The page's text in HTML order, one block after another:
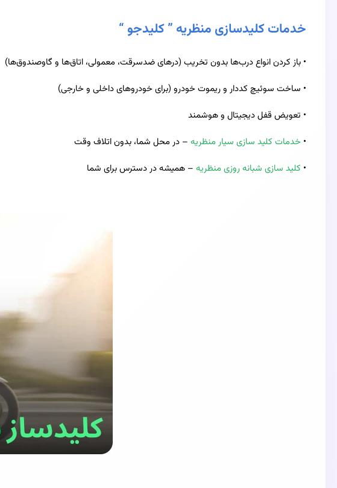
خدمات کلیدسازی منظریه ” کلیدجو “
• باز کردن انواع درب‌ها بدون تخریب (درهای ضدسرقت، معمولی، اتاق‌ها و گاوصندوق‌ها)
• ساخت سوئیچ کددار و ریموت خودرو (برای خودروهای داخلی و خارجی)
• تعویض قفل دیجیتال و هوشمند
• خدمات کلید سازی سیار منظریه – در محل شما، بدون اتلاف وقت
• کلید سازی شبانه‌ روزی منظریه – همیشه در دسترس برای شما